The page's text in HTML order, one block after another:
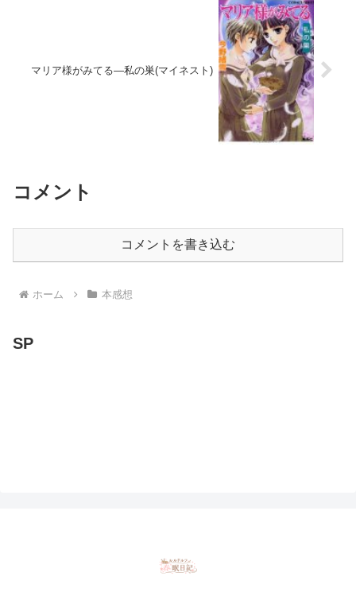
マリア様がみてる―私の巣(マイネスト)
コメント
コメントを書き込む
ホーム 本感想
SP